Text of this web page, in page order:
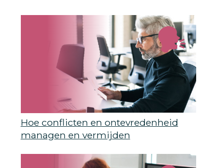
Hoe conflicten en ontevredenheid
managen en vermijden